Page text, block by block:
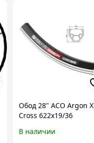
Обод 28" ACO Argon
Cross 622x19/36
В наличии